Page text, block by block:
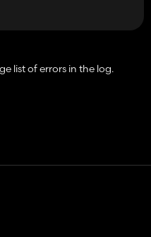
list of errors in the log.